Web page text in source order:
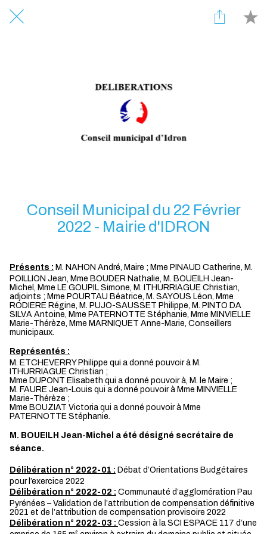
Conseil Municipal du 22 Février
2022 - Mairie d'IDRON
Présents : M. NAHON André, Maire ; Mme PINAUD Catherine, M.
POILLION Jean, Mme BOUDER Nathalie, M. BOUEILH Jean-
Michel, Mme LE GOUPIL Simone, M. ITHURRIAGUE Christian,
adjoints ; Mme POURTAU Béatrice, M. SAYOUS Léon, Mme
RODIERE Régine, M. PUJO-SAUSSET Philippe, M. PINTO DA
SILVA Antoine, Mme PATERNOTTE Stéphanie, Mme MINVIELLE
Marie-Thérèze, Mme MARNIQUET Anne-Marie, Conseillers
municipaux.
Représentés :
M. ETCHEVERRY Philippe qui a donné pouvoir à M.
ITHURRIAGUE Christian ;
Mme DUPONT Elisabeth qui a donné pouvoir à, M. le Maire ;
M. FAURE Jean-Louis qui a donné pouvoir à Mme MINVIELLE
Marie-Thérèze ;
Mme BOUZIAT Victoria qui a donné pouvoir à Mme
PATERNOTTE Stéphanie.
M. BOUEILH Jean-Michel a été désigné secrétaire de
séance.
Délibération n° 2022-01 : Débat d’Orientations Budgétaires
pour l’exercice 2022
Délibération n° 2022-02 : Communauté d’agglomération Pau
Pyrénées – Validation de l’attribution de compensation définitive
2021 et de l’attribution de compensation provisoire 2022
Délibération n° 2022-03 : Cession à la SCI ESPACE 117 d’une